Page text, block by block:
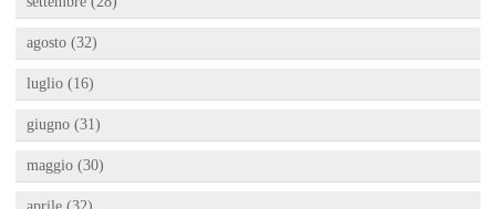
agosto (32)
luglio (16)
giugno (31)
maggio (30)